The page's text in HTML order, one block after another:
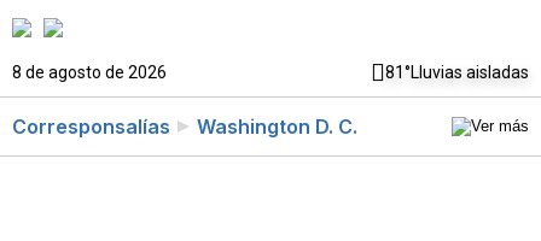
8 de agosto de 2026 81°Lluvias aisladas
Corresponsalías Washington D. C.